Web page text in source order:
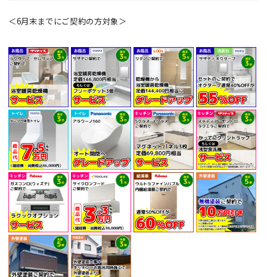
＜6月末までにご契約の方対象＞